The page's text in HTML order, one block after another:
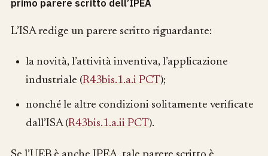
primo parere scritto dell’IPEA
L’ISA redige un parere scritto riguardante:
la novità, l’attività inventiva, l’applicazione
industriale (R43bis.1.a.i PCT);
nonché le altre condizioni solitamente verificate
dall’ISA (R43bis.1.a.ii PCT).